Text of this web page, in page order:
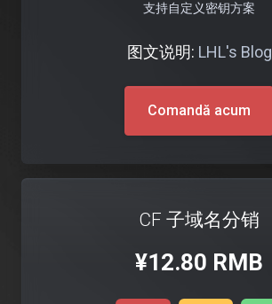
支持自定义密钥方案
图文说明: LHL's Blog
Comandă acum
CF 子域名分销
¥12.80 RMB